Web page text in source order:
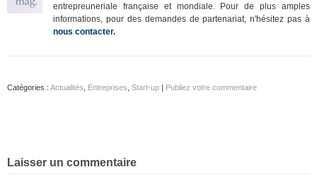
entrepreuneriale française et mondiale. Pour de plus amples
informations, pour des demandes de partenariat, n'hésitez pas à
nous contacter.
Catégories : Actualités Entreprises Start-up | Publiez votre commentaire
Laisser un commentaire